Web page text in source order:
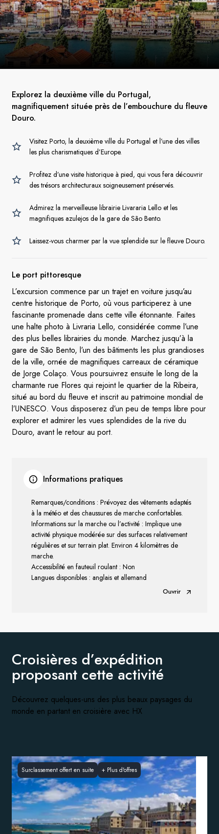
Explorez la deuxième ville du Portugal,
magnifiquement située près de l’embouchure du fleuve
Douro.
Visitez Porto, la deuxième ville du Portugal et l’une des villes
les plus charismatiques d’Europe.
Profitez d’une visite historique à pied, qui vous fera découvrir
des trésors architecturaux soigneusement préservés.
Admirez la merveilleuse librairie Livararia Lello et les
magnifiques azulejos de la gare de São Bento.
Laissez-vous charmer par la vue splendide sur le fleuve Douro.
Le port pittoresque
L’excursion commence par un trajet en voiture jusqu’au
centre historique de Porto, où vous participerez à une
fascinante promenade dans cette ville étonnante. Faites
une halte photo à Livraria Lello, considérée comme l’une
des plus belles librairies du monde. Marchez jusqu’à la
gare de São Bento, l’un des bâtiments les plus grandioses
de la ville, ornée de magnifiques carreaux de céramique
de Jorge Colaço. Vous poursuivrez ensuite le long de la
charmante rue Flores qui rejoint le quartier de la Ribeira,
situé au bord du fleuve et inscrit au patrimoine mondial de
l’UNESCO. Vous disposerez d’un peu de temps libre pour
explorer et admirer les vues splendides de la rive du
Douro, avant le retour au port.
Informations pratiques
Remarques/conditions : Prévoyez des vêtements adaptés
à la météo et des chaussures de marche confortables.
Informations sur la marche ou l’activité : Implique une
activité physique modérée sur des surfaces relativement
régulières et sur terrain plat. Environ 4 kilomètres de
marche.
Accessibilité en fauteuil roulant : Non
Langues disponibles : anglais et allemand
Ouvrir
Croisières d’expédition
proposant cette activité
Découvrez quelques-uns des plus beaux paysages du
monde en partant en croisière avec HX
Surclassement offert en suite + Plus d'offres